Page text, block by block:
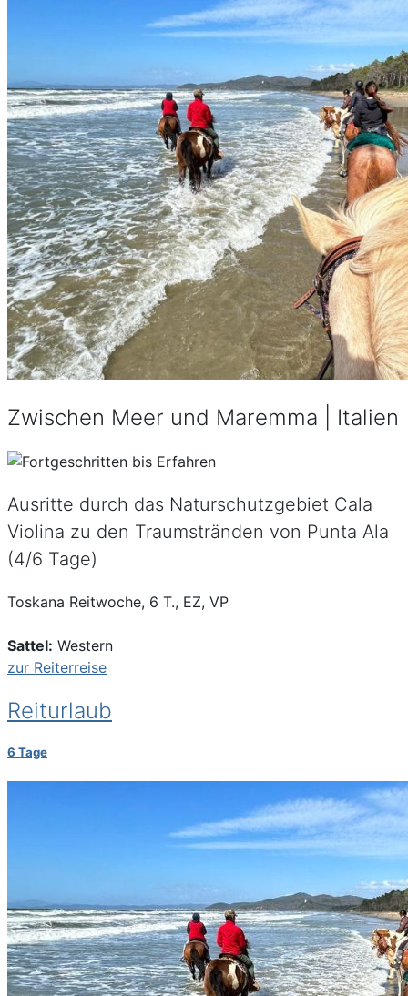
Zwischen Meer und Maremma | Italien
Ausritte durch das Naturschutzgebiet Cala
Violina zu den Traumstränden von Punta Ala
(4/6 Tage)
Toskana Reitwoche, 6 T., EZ, VP
Sattel: Western
zur Reiterreise
Reiturlaub
6 Tage